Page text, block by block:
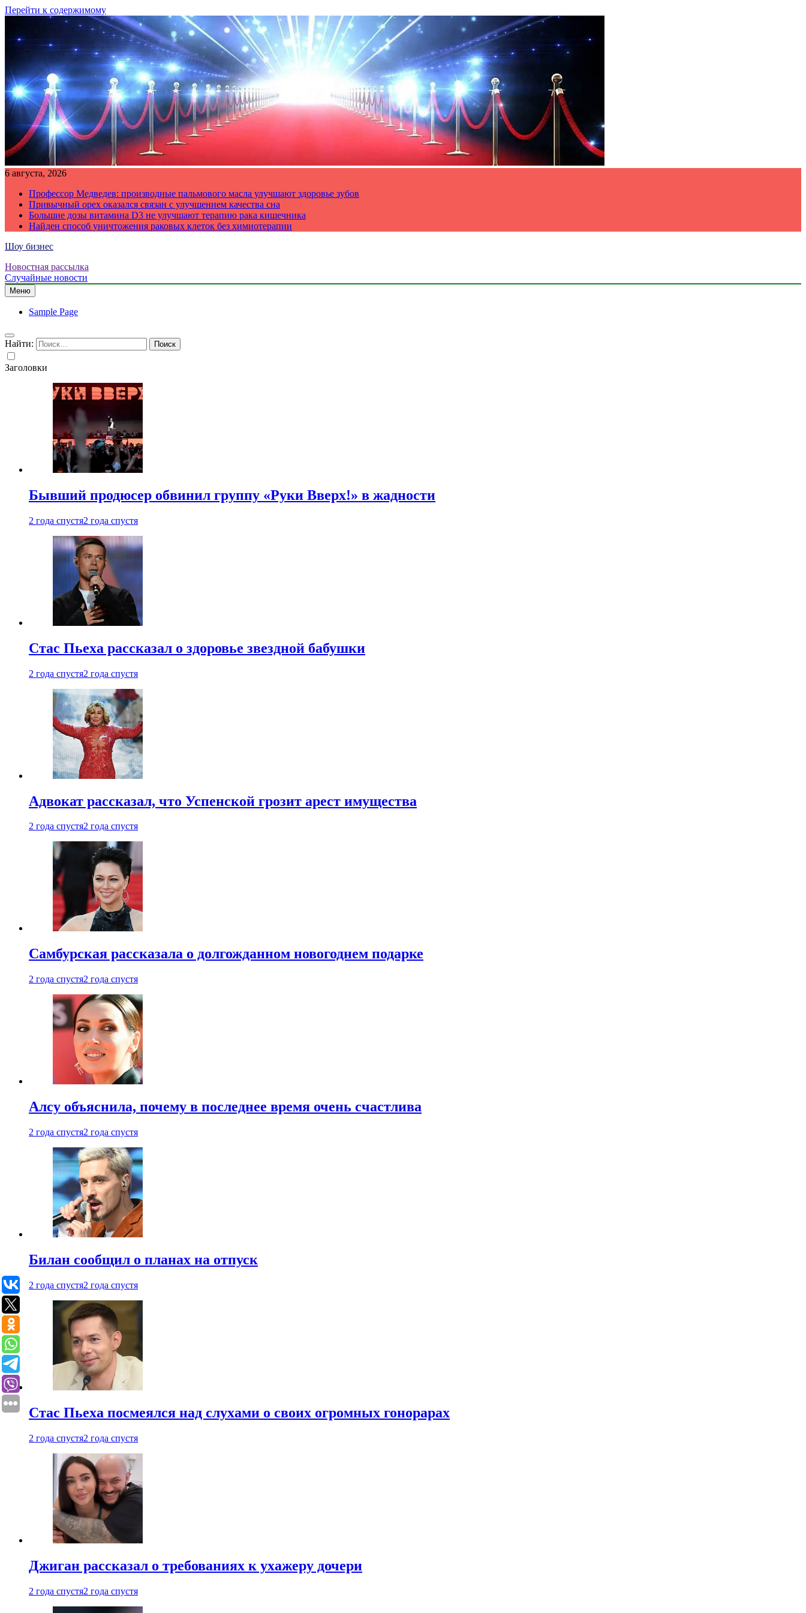
Перейти к содержимому
6 августа, 2026
Профессор Медведев: производные пальмового масла улучшают здоровье зубов
Привычный орех оказался связан с улучшением качества сна
Большие дозы витамина D3 не улучшают терапию рака кишечника
Найден способ уничтожения раковых клеток без химиотерапии
Шоу бизнес
Новостная рассылка
Случайные новости
Меню
Sample Page
Найти:
Заголовки
Бывший продюсер обвинил группу «Руки Вверх!» в жадности
2 года спустя2 года спустя
Стас Пьеха рассказал о здоровье звездной бабушки
2 года спустя2 года спустя
Адвокат рассказал, что Успенской грозит арест имущества
2 года спустя2 года спустя
Самбурская рассказала о долгожданном новогоднем подарке
2 года спустя2 года спустя
Алсу объяснила, почему в последнее время очень счастлива
2 года спустя2 года спустя
Билан сообщил о планах на отпуск
2 года спустя2 года спустя
Стас Пьеха посмеялся над слухами о своих огромных гонорарах
2 года спустя2 года спустя
Джиган рассказал о требованиях к ухажеру дочери
2 года спустя2 года спустя